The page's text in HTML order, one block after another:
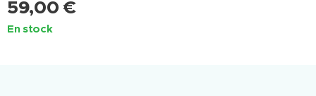
59,00 €
En stock